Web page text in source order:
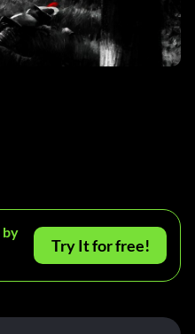
by
Try It for free!